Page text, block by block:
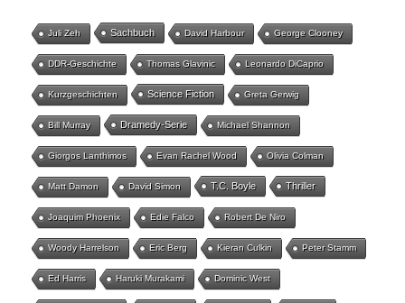
Juli Zeh Sachbuch David Harbour George Clooney
DDR-Geschichte Thomas Glavinic Leonardo DiCaprio
Kurzgeschichten Science Fiction Greta Gerwig
Bill Murray Dramedy-Serie Michael Shannon
Giorgos Lanthimos Evan Rachel Wood Olivia Colman
Matt Damon David Simon T.C. Boyle Thriller
Joaquim Phoenix Edie Falco Robert De Niro
Woody Harrelson Eric Berg Kieran Culkin Peter Stamm
Ed Harris Haruki Murakami Dominic West